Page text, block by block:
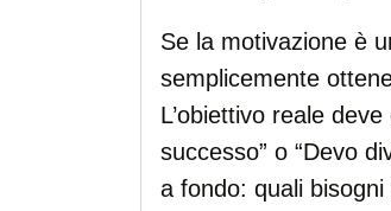
Se la motivazione è
semplicemente
L’obiettivo reale
successo” o “Devo
a fondo: quali